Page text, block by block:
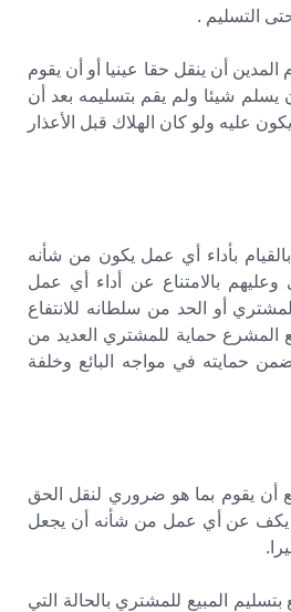
التسليم .
(1) إذا التزم المدين أن ينقل حقا عينيا أو أن يقوم
يسلم شيئا ولم يقم بتسليمه بعد أن
عليه ولو كان الهلاك قبل الأعذار
بالقيام بأداء أي عمل يكون من شأنه
وعليهم بالامتناع عن أداء أي عمل
أو الحد من سلطانه للانتفاع
المشرع حماية للمشتري العديد من
حمايته في مواجه البائع وخلفة
البائع أن يقوم بما هو ضروري لنقل الحق
يكف عن أي عمل من شأنه أن يجعل
بتسليم المبيع للمشتري بالحالة التي